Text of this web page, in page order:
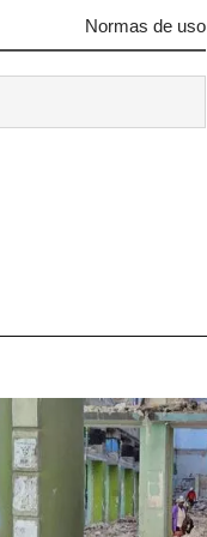
Normas de uso